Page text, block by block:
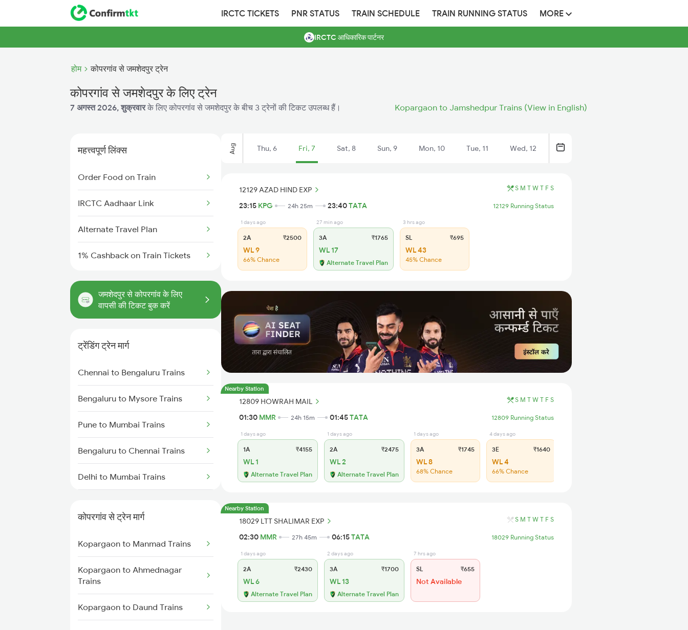
IRCTC TICKETS PNR STATUS TRAIN SCHEDULE TRAIN RUNNING STATUS MORE
IRCTC आधिकारिक पार्टनर
होम कोपरगांव से जमशेदपुर ट्रेन
कोपरगांव से जमशेदपुर के लिए ट्रेन
7 अगस्त 2026, शुक्रवारके लिए कोपरगांव से जमशेदपुर के बीच 3 ट्रेनों की टिकट उपलब्ध हैं। Kopargaon to Jamshedpur Trains (View in English)
महत्त्वपूर्ण लिंक्स
Order Food on Train
IRCTC Aadhaar Link
Alternate Travel Plan
1% Cashback on Train Tickets
जमशेदपुर से कोपरगांव के लिए
वापसी की टिकट बुक करें
ट्रेंडिंग ट्रेन मार्ग
Chennai to Bengaluru Trains
Bengaluru to Mysore Trains
Pune to Mumbai Trains
Bengaluru to Chennai Trains
Delhi to Mumbai Trains
Mumbai to Delhi Trains
Mumbai to Goa Trains
Chennai to Coimbatore Trains
कोपरगांव से ट्रेन मार्ग
Kopargaon to Manmad Trains
Kopargaon to Ahmednagar
Trains
Kopargaon to Daund Trains
Aug Thu, 6 Fri, 7 Sat, 8 Sun, 9 Mon, 10 Tue, 11 Wed, 12
12129 AZAD HIND EXP S M T W T F S
23:15 KPG 24h 25m 23:40TATA 12129 Running Status
1 days ago
2A ₹2500
WL 9
66% Chance
27 min ago
3A ₹1765
WL 17
Alternate Travel Plan
3 hrs ago
SL ₹695
WL 43
45% Chance
Nearby Station
12809 HOWRAH MAIL S M T W T F S
01:30 MMR 24h 15m 01:45TATA 12809 Running Status
1 days ago
1A ₹4155
WL 1
Alternate Travel Plan
1 days ago
2A ₹2475
WL 2
Alternate Travel Plan
1 days ago
3A ₹1745
WL 8
68% Chance
4 days ago
3E ₹1640
WL 4
66% Chance
Nearby Station
18029 LTT SHALIMAR EXP S M T W T F S
02:30 MMR 27h 45m 06:15TATA 18029 Running Status
1 days ago
2A ₹2430
WL 6
Alternate Travel Plan
2 days ago
3A ₹1700
WL 13
Alternate Travel Plan
7 hrs ago
SL ₹655
Not Available